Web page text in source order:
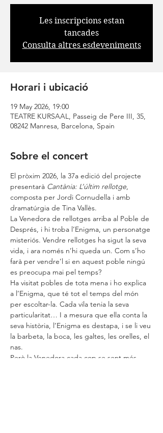
Les inscripcions estan
tancades
Consulta altres esdeveniments
Horari i ubicació
19 May 2026, 19:00
TEATRE KURSAAL, Passeig de Pere III, 35,
08242 Manresa, Barcelona, Spain
Sobre el concert
El pròxim 2026, la 37a edició del projecte
presentarà Cantània: L’últim rellotge,
composta per Jordi Cornudella i amb
dramatúrgia de Tina Vallès.
La Venedora de rellotges arriba al Poble de
Després, i hi troba l’Enigma, un personatge
misteriós. Vendre rellotges ha sigut la seva
vida, i ara només n’hi queda un. Com s’ho
farà per vendre’l si en aquest poble ningú
es preocupa mai pel temps?
Ha visitat pobles de tota mena i ho explica
a l’Enigma, que té tot el temps del món
per escoltar-la. Cada vila tenia la seva
particularitat… I a mesura que ella conta la
seva història, l’Enigma es destapa, i se li veu
la barbeta, la boca, les galtes, les orelles, el
nas.
Però la Venedora cada cop se sent més